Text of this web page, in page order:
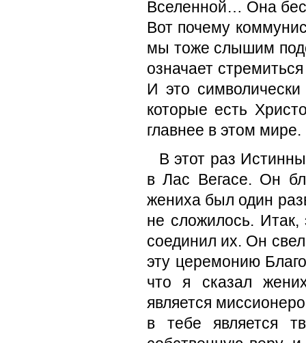
Вселенной… Она
Вот почему
мы тоже слышим
означает
И это
которые есть
главнее в этом мире.
В этот раз
в Лас Вегасе. Он
жениха был один
не сложилось.
соединил их. Он
эту церемонию
что я сказал
является
в тебе является